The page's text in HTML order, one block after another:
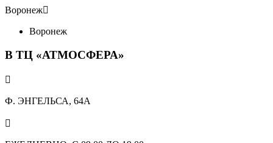
Воронеж
Воронеж
В ТЦ «АТМОСФЕРА»

Ф. ЭНГЕЛЬСА, 64А
